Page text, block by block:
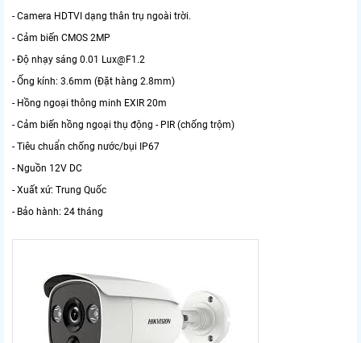
- Camera HDTVI dạng thân trụ ngoài trời.
- Cảm biến CMOS 2MP
- Độ nhạy sáng 0.01 Lux@F1.2
- Ống kính: 3.6mm (Đặt hàng 2.8mm)
- Hồng ngoại thông minh EXIR 20m
- Cảm biến hồng ngoại thụ động - PIR (chống trộm)
- Tiêu chuẩn chống nước/bụi IP67
- Nguồn 12V DC
- Xuất xứ: Trung Quốc
- Bảo hành: 24 tháng